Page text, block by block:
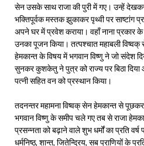
सेन उसके साथ राजा की पुरी में गए। उन्हें
भक्तिपूर्वक मस्तक झुकाकर पृथ्वी पर साष्टांग
अपने घर में प्रवेश कराया। वहाँ नाना प्रकार
उनका पूजन किया। तत्पश्चात महाबली
हेमकान्त के विषय में भगवान विष्णु ने जो संदेश
सुनकर कुशकेतु ने पुत्र को राज्य पर बिठा
पत्नी सहित वन को प्रस्थान किया।
तदनन्तर महामना विष्वक् सेन हेमकान्त से
भगवान विष्णु के समीप चले गए तब से राजा
प्रसन्नता को बढ़ाने वाले शुभ धर्मों का प्रति
धर्मनिष्ठ, शान्त, जितेन्द्रिय, सब प्राणियों के